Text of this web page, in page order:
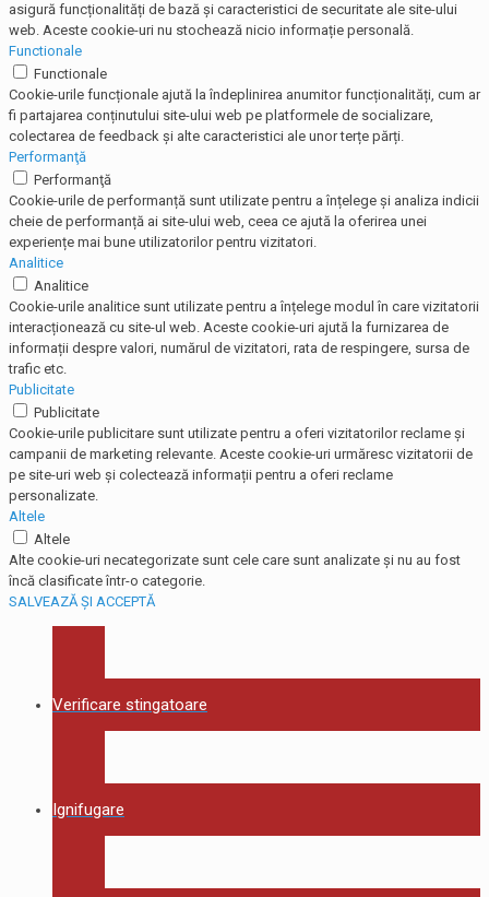
asigură funcționalități de bază și caracteristici de securitate ale site-ului
web. Aceste cookie-uri nu stochează nicio informație personală.
Functionale
Functionale
Cookie-urile funcționale ajută la îndeplinirea anumitor funcționalități, cum ar
fi partajarea conținutului site-ului web pe platformele de socializare,
colectarea de feedback și alte caracteristici ale unor terțe părți.
Performanţă
Performanţă
Cookie-urile de performanță sunt utilizate pentru a înțelege și analiza indicii
cheie de performanță ai site-ului web, ceea ce ajută la oferirea unei
experiențe mai bune utilizatorilor pentru vizitatori.
Analitice
Analitice
Cookie-urile analitice sunt utilizate pentru a înțelege modul în care vizitatorii
interacționează cu site-ul web. Aceste cookie-uri ajută la furnizarea de
informații despre valori, numărul de vizitatori, rata de respingere, sursa de
trafic etc.
Publicitate
Publicitate
Cookie-urile publicitare sunt utilizate pentru a oferi vizitatorilor reclame și
campanii de marketing relevante. Aceste cookie-uri urmăresc vizitatorii de
pe site-uri web și colectează informații pentru a oferi reclame
personalizate.
Altele
Altele
Alte cookie-uri necategorizate sunt cele care sunt analizate și nu au fost
încă clasificate într-o categorie.
SALVEAZĂ ȘI ACCEPTĂ
Verificare stingatoare
Ignifugare